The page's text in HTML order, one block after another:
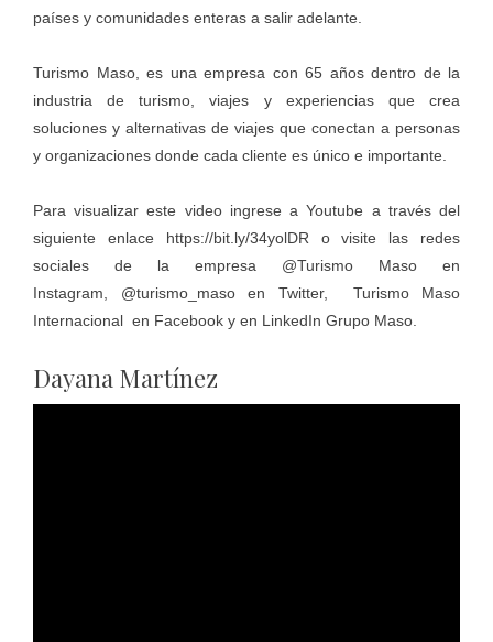
países y comunidades enteras a salir adelante.
Turismo Maso, es una empresa con 65 años dentro de la
industria de turismo, viajes y experiencias que crea
soluciones y alternativas de viajes que conectan a personas
y organizaciones donde cada cliente es único e importante.
Para visualizar este video ingrese a Youtube a través del
siguiente enlace https://bit.ly/34yolDR o visite las redes
sociales de la empresa @Turismo Maso en
Instagram, @turismo_masoen Twitter, Turismo Maso
Internacional en Facebook y en LinkedIn Grupo Maso.
Dayana Martínez